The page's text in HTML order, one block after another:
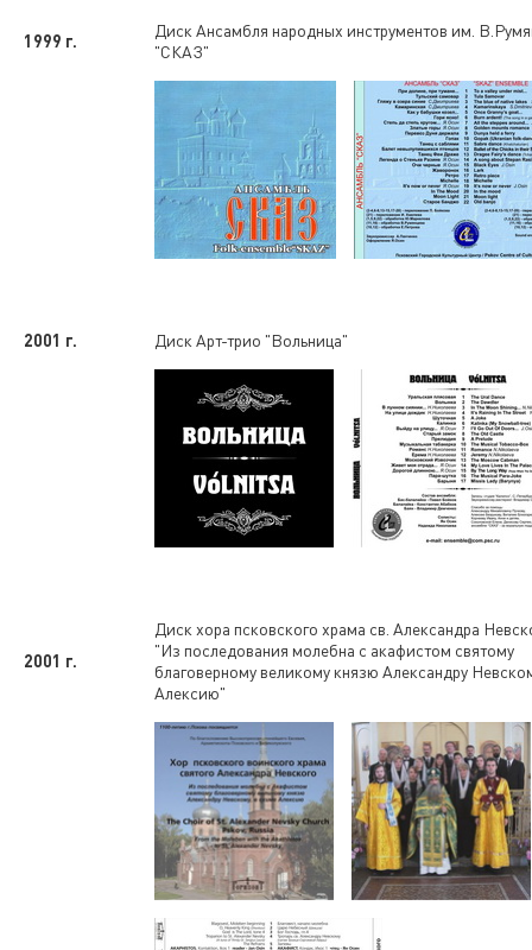
1999 г.
Диск Ансамбля народных инструментов им.
"СКАЗ"
2001 г. Диск Арт-трио "Вольница"
2001 г.
Диск хора псковского храма св. Александра
"Из последования молебна с акафистом святому
благоверному великому князю Александру
Алексию"